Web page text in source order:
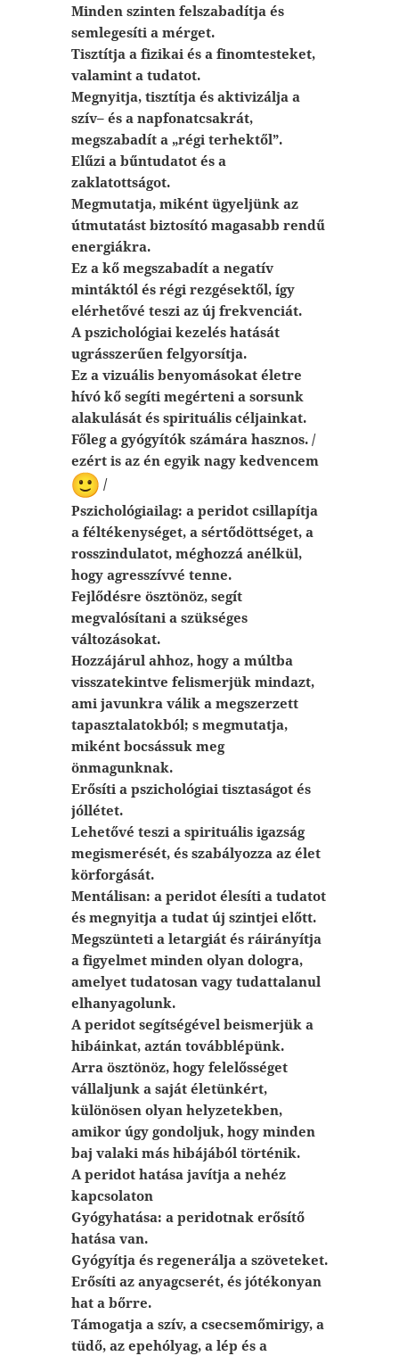
Minden szinten felszabadítja és
semlegesíti a mérget.
Tisztítja a fizikai és a finomtesteket,
valamint a tudatot.
Megnyitja, tisztítja és aktivizálja a
szív– és a napfonatcsakrát,
megszabadít a „régi terhektől”.
Elűzi a bűntudatot és a
zaklatottságot.
Megmutatja, miként ügyeljünk az
útmutatást biztosító magasabb rendű
energiákra.
Ez a kő megszabadít a negatív
mintáktól és régi rezgésektől, így
elérhetővé teszi az új frekvenciát.
A pszichológiai kezelés hatását
ugrásszerűen felgyorsítja.
Ez a vizuális benyomásokat életre
hívó kő segíti megérteni a sorsunk
alakulását és spirituális céljainkat.
Főleg a gyógyítók számára hasznos. /
ezért is az én egyik nagy kedvencem
/
Pszichológiailag: a peridot csillapítja
a féltékenységet, a sértődöttséget, a
rosszindulatot, méghozzá anélkül,
hogy agresszívvé tenne.
Fejlődésre ösztönöz, segít
megvalósítani a szükséges
változásokat.
Hozzájárul ahhoz, hogy a múltba
visszatekintve felismerjük mindazt,
ami javunkra válik a megszerzett
tapasztalatokból; s megmutatja,
miként bocsássuk meg
önmagunknak.
Erősíti a pszichológiai tisztaságot és
jóllétet.
Lehetővé teszi a spirituális igazság
megismerését, és szabályozza az élet
körforgását.
Mentálisan: a peridot élesíti a tudatot
és megnyitja a tudat új szintjei előtt.
Megszünteti a letargiát és ráirányítja
a figyelmet minden olyan dologra,
amelyet tudatosan vagy tudattalanul
elhanyagolunk.
A peridot segítségével beismerjük a
hibáinkat, aztán továbblépünk.
Arra ösztönöz, hogy felelősséget
vállaljunk a saját életünkért,
különösen olyan helyzetekben,
amikor úgy gondoljuk, hogy minden
baj valaki más hibájából történik.
A peridot hatása javítja a nehéz
kapcsolaton
Gyógyhatása: a peridotnak erősítő
hatása van.
Gyógyítja és regenerálja a szöveteket.
Erősíti az anyagcserét, és jótékonyan
hat a bőrre.
Támogatja a szív, a csecsemőmirigy, a
tüdő, az epehólyag, a lép és a